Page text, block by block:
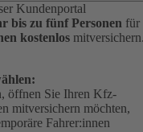
Kundenportal
bis zu fünf Personen für
kostenlos
öffnen Sie Ihren Kfz-
mitversichern möchten,
Fahrer:innen